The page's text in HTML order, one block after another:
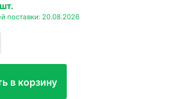
поставки: 20.08.2026
в корзину